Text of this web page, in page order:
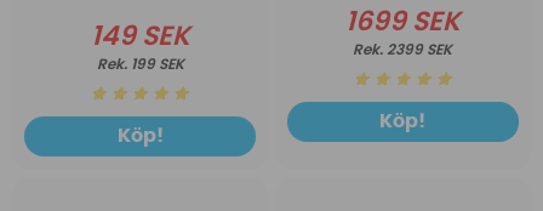
149 SEK
199 SEK
Köp!
1699 SEK
2399 SEK
Köp!